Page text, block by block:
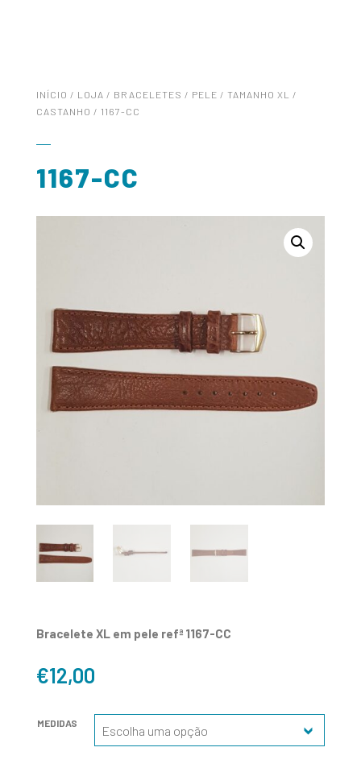
INÍCIO / LOJA / BRACELETES / PELE / TAMANHO XL
/
CASTANHO / 1167-CC
1167-CC
Bracelete XL em pele refª 1167-CC
€12,00
MEDIDAS